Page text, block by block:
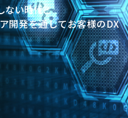
ない時代、
開発を通してお客様のDX